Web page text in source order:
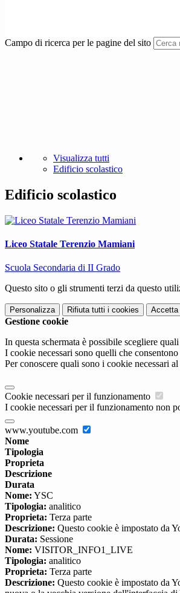
Campo di ricerca per le pagine del sito
Visualizza tutti
Edificio scolastico
Edificio scolastico
Liceo Statale Terenzio Mamiani
Scuola Secondaria di II Grado
Questo sito o gli strumenti terzi da questo
Personalizza Rifiuta tutti i cookies Accetta
Gestione cookie
In questa schermata è possibile scegliere
I cookie necessari sono quelli che
Per conoscere quali sono i cookie necessari
Cookie necessari per il funzionamento
I cookie necessari per il funzionamento non
www.youtube.com
Nome
Tipologia
Proprieta
Descrizione
Durata
Nome: YSC
Tipologia: analitico
Proprieta: Terza parte
Descrizione: Questo cookie è impostato da
Durata: Sessione
Nome: VISITOR_INFO1_LIVE
Tipologia: analitico
Proprieta: Terza parte
Descrizione: Questo cookie è impostato da